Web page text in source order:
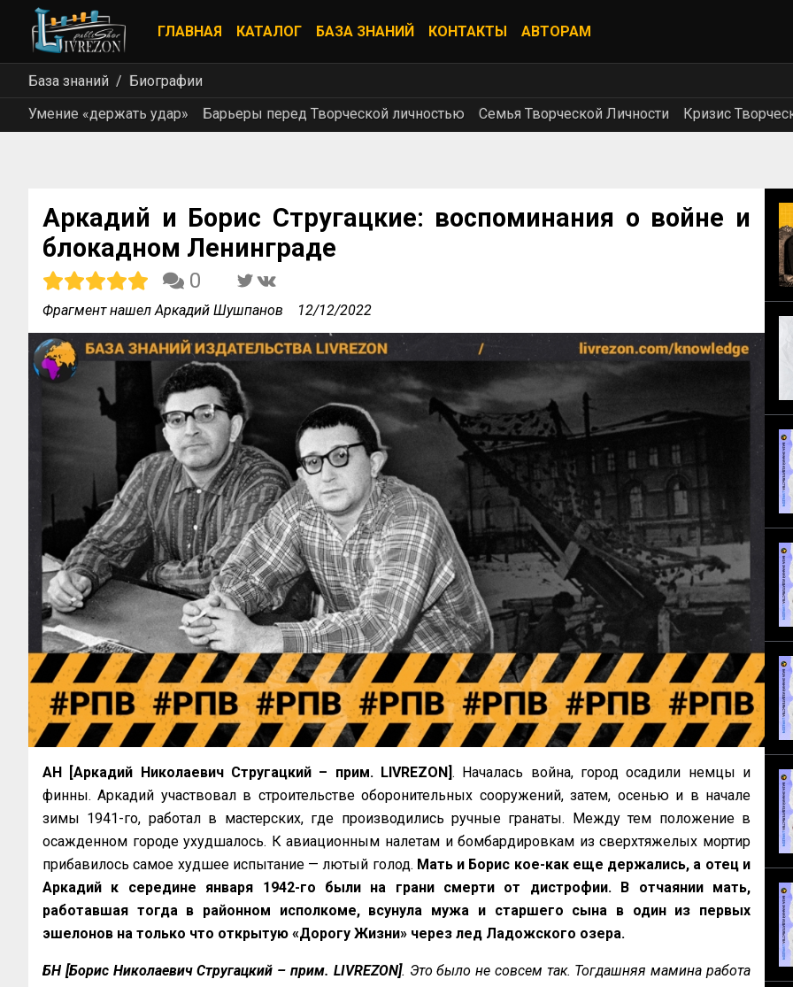
ГЛАВНАЯ КАТАЛОГ БАЗА ЗНАНИЙ КОНТАКТЫ АВТОРАМ
База знаний
Биографии
Умение «держать удар»
Барьеры перед Творческой личностью Семья Творческой Личности Кризис
Аркадий и Борис Стругацкие: воспоминания о войне и
блокадном Ленинграде
0
Фрагмент нашел Аркадий Шушпанов 12/12/2022
АН [Аркадий Николаевич Стругацкий – прим. LIVREZON]. Началась война, город осадили немцы и
финны. Аркадий участвовал в строительстве оборонительных сооружений, затем, осенью и в начале
зимы 1941-го, работал в мастерских, где производились ручные гранаты. Между тем положение в
осажденном городе ухудшалось. К авиационным налетам и бомбардировкам из сверхтяжелых мортир
прибавилось самое худшее испытание — лютый голод. Мать и Борис кое-как еще держались, а отец и
Аркадий к середине января 1942-го были на грани смерти от дистрофии. В отчаянии мать,
работавшая тогда в районном исполкоме, всунула мужа и старшего сына в один из первых
эшелонов на только что открытую «Дорогу Жизни» через лед Ладожского озера.
БН [Борис Николаевич Стругацкий – прим. LIVREZON]. Это было не совсем так. Тогдашняя мамина работа